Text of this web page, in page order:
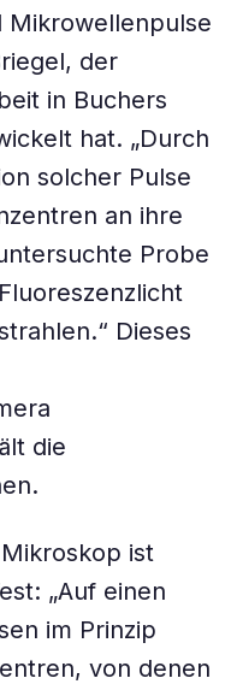
Mikrowellenpulse
der
in Buchers
hat. „Durch
solcher Pulse
an ihre
Probe
Dieses
die
ist
„Auf einen
im Prinzip
von denen